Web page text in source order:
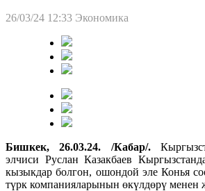
26/03/24 12:33 Экономика
Бишкек, 26.03.24. /Кабар/.
элчиси Руслан Казакбаев
кызыкдар болгон, ошондой эле Конья
түрк компанияларынын өкүлдөрү менен